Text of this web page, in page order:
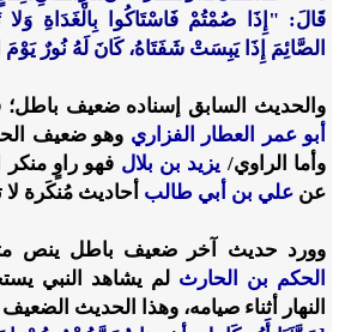
قَالَ: "إِذَا صُمْتُمْ فَاسْتَاكُوا بِالْغَدَاةِ
الصَّائِمَ إِذَا يَبِسَتْ شَفَتَاهُ، كَانَ لَهُ نُورٌ يَوْمَ
والحديث السابق إسناده ضعيف باطل؛
أبو عمر العطار الفزاري وهو ضعيف
وأما الراوي/ يزيد بن بلال فهو راوٍ
عن علي بن أبي طالب أحاديث مُنكَرة لا
وورد حديث آخر ضعيف باطل ينص
الحكم بن الحارث لم يشاهد النبي
النهار أثناء صيامه، وهذا الحديث الضعيف